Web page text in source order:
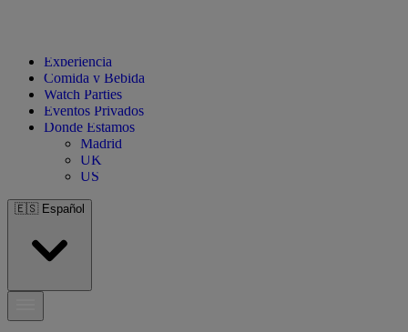
Experiencia
Comida y Bebida
Watch Parties
Eventos Privados
Donde Estamos
Madrid
UK
US
🇪🇸 Español